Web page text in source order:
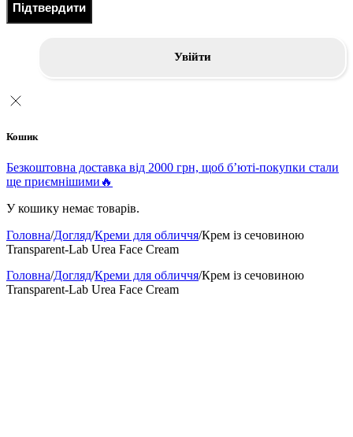
Підтвердити
Увійти
Кошик
Безкоштовна доставка від 2000 грн, щоб б’юті-покупки стали
ще приємнішими🔥
У кошику немає товарів.
Головна/Догляд/Креми для обличчя/Крем із сечовиною
Transparent-Lab Urea Face Cream
Головна/Догляд/Креми для обличчя/Крем із сечовиною
Transparent-Lab Urea Face Cream